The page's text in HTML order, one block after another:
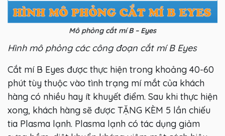
Mô phỏng cắt mí B – Eyes
Hình mô phỏng các công đoạn cắt mí B Eyes
Cắt mí B Eyes được thực hiện trong khoảng 40-60
phút tùy thuộc vào tình trạng mí mắt của khách
hàng có nhiều hay ít khuyết điểm. Sau khi thực hiện
xong, khách hàng sẽ được TẶNG KÈM 5 lần chiếu
tia Plasma lạnh. Plasma lạnh có tác dụng giảm